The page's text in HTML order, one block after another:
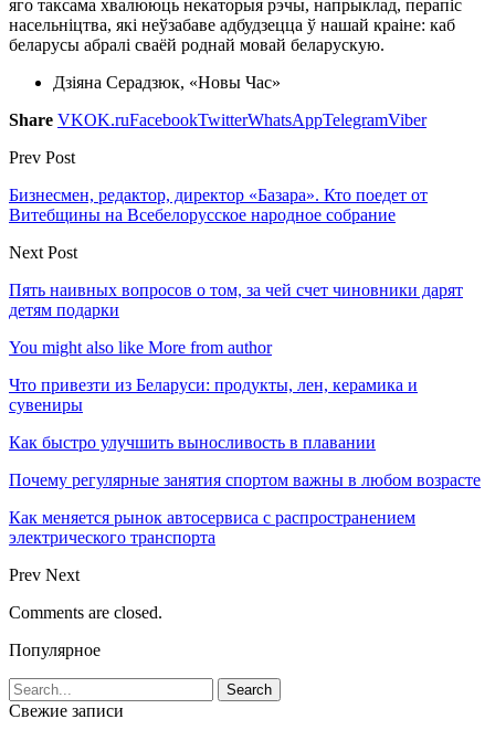
яго таксама хвалююць некаторыя рэчы, напрыклад, перапіс
насельніцтва, які неўзабаве адбудзецца ў нашай краіне: каб
беларусы абралі сваёй роднай мовай беларускую.
Дзіяна Серадзюк, «Новы Час»
Share VKOK.ruFacebookTwitterWhatsAppTelegramViber
Prev Post
Бизнесмен, редактор, директор «Базара». Кто поедет от
Витебщины на Всебелорусское народное собрание
Next Post
Пять наивных вопросов о том, за чей счет чиновники дарят
детям подарки
You might also like More from author
Что привезти из Беларуси: продукты, лен, керамика и
сувениры
Как быстро улучшить выносливость в плавании
Почему регулярные занятия спортом важны в любом возрасте
Как меняется рынок автосервиса с распространением
электрического транспорта
Prev Next
Comments are closed.
Популярное
Свежие записи